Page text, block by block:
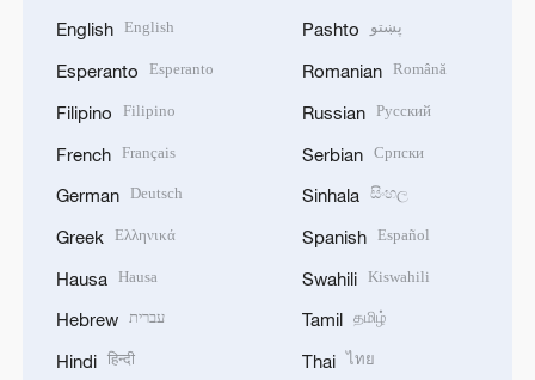
English English
Esperanto Esperanto
Filipino Filipino
French Français
German Deutsch
Greek Ελληνικά
Hausa Hausa
Hebrew עברית
Hindi हिन्दी
Pashto پښتو
Romanian Română
Russian Русский
Serbian Српски
Sinhala සිංහල
Spanish Español
Swahili Kiswahili
Tamil தமிழ்
Thai ไทย